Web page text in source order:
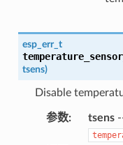
esp_err_t
tsens)
Disable
参数: tsens